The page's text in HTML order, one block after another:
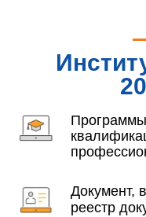
Программы
Документ,
реестр